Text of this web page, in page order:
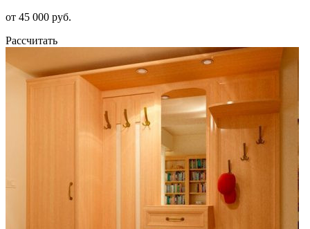
от 45 000 руб.
Рассчитать